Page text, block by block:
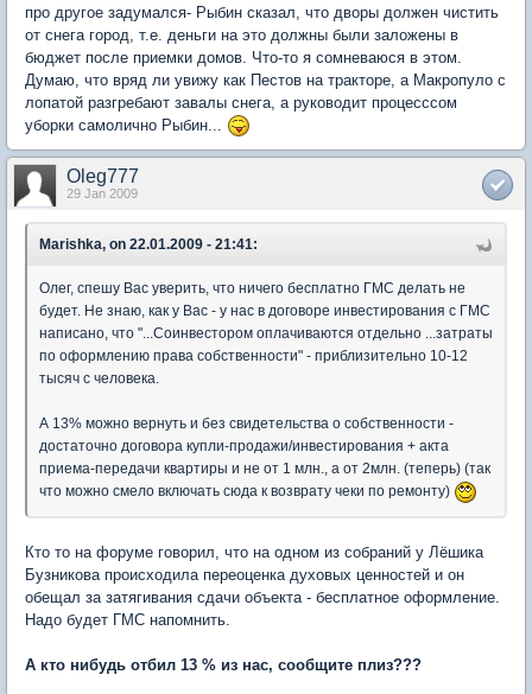
про другое задумался- Рыбин сказал, что дворы должен чистить
от снега город, т.е. деньги на это должны были заложены в
бюджет после приемки домов. Что-то я сомневаюся в этом.
Думаю, что вряд ли увижу как Пестов на тракторе, а Макропуло с
лопатой разгребают завалы снега, а руководит процесссом
уборки самолично Рыбин...
Oleg777
29 Jan 2009
Marishka, on 22.01.2009 - 21:41:
Олег, спешу Вас уверить, что ничего бесплатно ГМС делать не
будет. Не знаю, как у Вас - у нас в договоре инвестирования с ГМС
написано, что "...Соинвестором оплачиваются отдельно ...затраты
по оформлению права собственности" - приблизительно 10-12
тысяч с человека.
А 13% можно вернуть и без свидетельства о собственности -
достаточно договора купли-продажи/инвестирования + акта
приема-передачи квартиры и не от 1 млн., а от 2млн. (теперь) (так
что можно смело включать сюда к возврату чеки по ремонту)
Кто то на форуме говорил, что на одном из собраний у Лёшика
Бузникова происходила переоценка духовых ценностей и он
обещал за затягивания сдачи объекта - бесплатное оформление.
Надо будет ГМС напомнить.
А кто нибудь отбил 13 % из нас, сообщите плиз???